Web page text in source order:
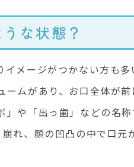
な状態？
メージがつかない方も多
ムがあり、お口全体が前
や「出っ歯」などの名称
れ、顔の凹凸の中で口元